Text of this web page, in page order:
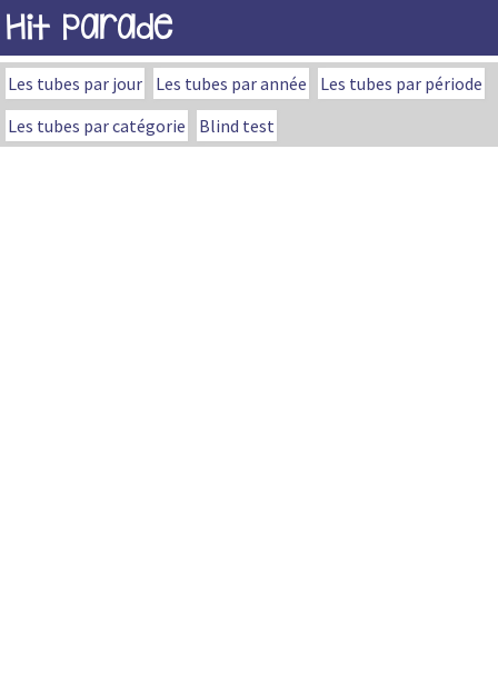
Hit Parade
Les tubes par jour Les tubes par année
Les tubes par période
Les tubes par catégorie
Blind test